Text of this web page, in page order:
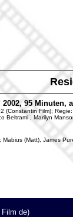
95 Minuten,
(Constantin Film);
Beltrami , Marilyn
(Matt), James
de)